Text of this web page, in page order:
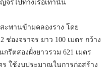
จรไปทางเรือเท่านั้น
ะพานข้ามคลองราง โดย
องจราจร ยาว 100 เมตร กว้าง
รีตสองฝั่งยาวรวม 621 เมตร
ร ใช้งบประมาณในการก่อสร้าง